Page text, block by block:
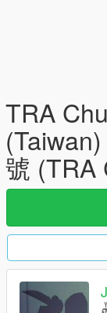
TRA
號 (TRA